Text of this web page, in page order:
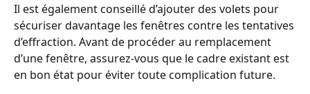
Il est également conseillé d’ajouter des volets pour
sécuriser davantage les fenêtres contre les tentatives
d’effraction. Avant de procéder au remplacement
d’une fenêtre, assurez-vous que le cadre existant est
en bon état pour éviter toute complication future.